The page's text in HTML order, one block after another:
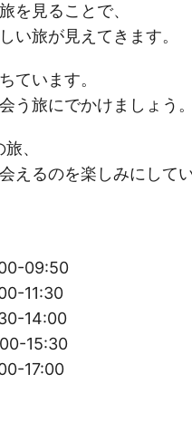
を見ることで、
い旅が見えてきます。
ています。
旅にでかけましょう。
、
るのを楽しみにしてい
09:50
11:30
14:00
15:30
17:00